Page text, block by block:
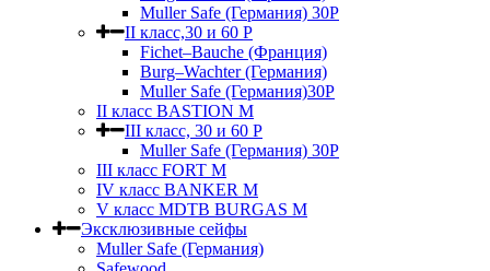
Muller Safe (Германия) 30Р
II класс,30 и 60 P
Fichet–Bauche (Франция)
Burg–Wachter (Германия)
Muller Safe (Германия)30P
II класс BASTION M
III класс, 30 и 60 P
Muller Safe (Германия) 30Р
III класс FORT M
IV класс BANKER M
V класс МDTB BURGAS M
Эксклюзивные сейфы
Muller Safe (Германия)